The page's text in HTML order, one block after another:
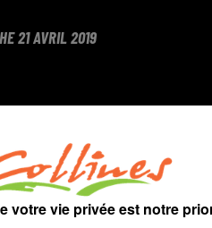
21 AVRIL 2019
3 hier soir par Limoges
Aquitaine
de la Fédération française de
votre vie privée est notre